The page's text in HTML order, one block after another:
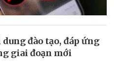
đào tạo, đáp ứng
giai đoạn mới